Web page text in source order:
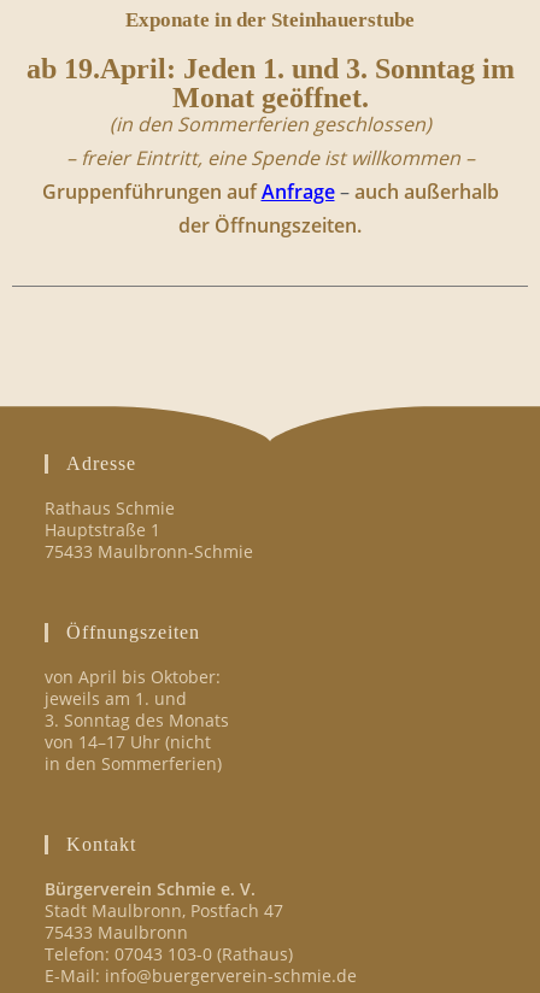
Exponate in der Steinhauerstube
ab 19.April: Jeden 1. und 3. Sonntag im
Monat geöffnet.
(in den Sommerferien geschlossen)
– freier Eintritt, eine Spende ist willkommen –
Gruppenführungen aufAnfrage–auch außerhalb
der Öffnungszeiten.
Adresse
Rathaus Schmie
Hauptstraße 1
75433 Maulbronn-Schmie
Öffnungszeiten
von April bis Oktober:
jeweils am 1. und
3. Sonntag des Monats
von 14–17 Uhr (nicht
in den Sommerferien)
Kontakt
Bürgerverein Schmie e. V.
Stadt Maulbronn, Postfach 47
75433 Maulbronn
Telefon: 07043 103-0 (Rathaus)
E-Mail: info@buergerverein-schmie.de